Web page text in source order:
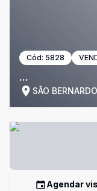
Cód: 5828
...
SÃO
Agendar